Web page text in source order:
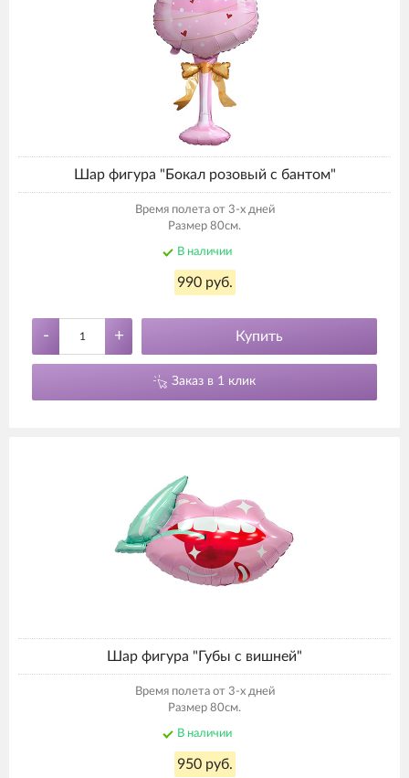
Шар фигура "Бокал розовый с бантом"
Время полета от 3-х дней
Размер 80см.
В наличии
990 руб.
- + Купить
Заказ в 1 клик
Шар фигура "Губы с вишней"
Время полета от 3-х дней
Размер 80см.
В наличии
950 руб.